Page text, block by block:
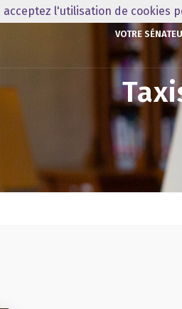
VOTRE
l'utilisation de cookies